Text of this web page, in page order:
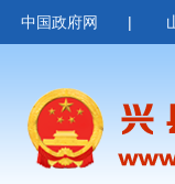
中国政府网 |